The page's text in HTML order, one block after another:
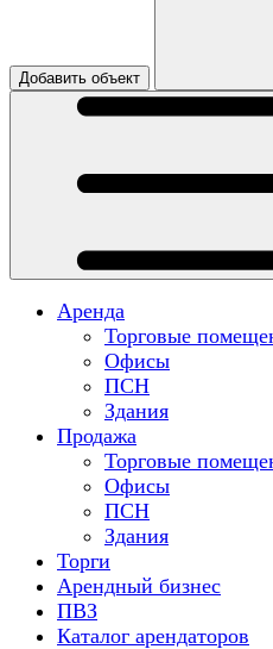
Добавить объект
Аренда
Торговые
Офисы
ПСН
Здания
Продажа
Торговые
Офисы
ПСН
Здания
Торги
Арендный бизнес
ПВЗ
Каталог арендаторов